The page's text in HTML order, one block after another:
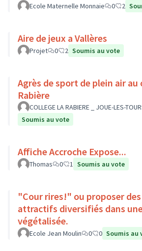
Ecole Maternelle Monnaie 0 2
Aire de jeux a Vallères
Projet 0 2 Soumis au vote
Agrès de sport de plein air au
Rabière
COLLEGE LA RABIERE _ JOUE-LES-
Soumis au vote
Affiche Accroche Expose...
Thomas 0 1 Soumis au vote
"Cour rires!" ou proposer des
attractifs diversifiés dans
végétalisée.
Ecole Jean Moulin 0 0 Soumis au